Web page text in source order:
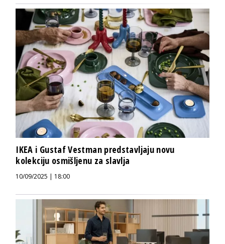
IKEA i Gustaf Vestman predstavljaju novu
kolekciju osmišljenu za slavlja
10/09/2025 | 18:00